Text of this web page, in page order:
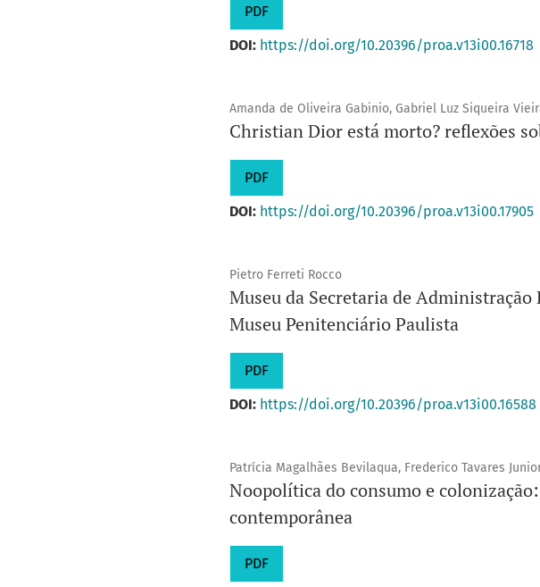
PDF
DOI: https://doi.org/10.20396/proa.v13i00.16718
Amanda de Oliveira Gabinio, Gabriel Luz Siqueira
Christian Dior está morto? reflexões
PDF
DOI: https://doi.org/10.20396/proa.v13i00.17905
Pietro Ferreti Rocco
Museu da Secretaria de
Museu Penitenciário Paulista
PDF
DOI: https://doi.org/10.20396/proa.v13i00.16588
Patrícia Magalhães Bevilaqua, Frederico Tavares
Noopolítica do consumo e
contemporânea
PDF